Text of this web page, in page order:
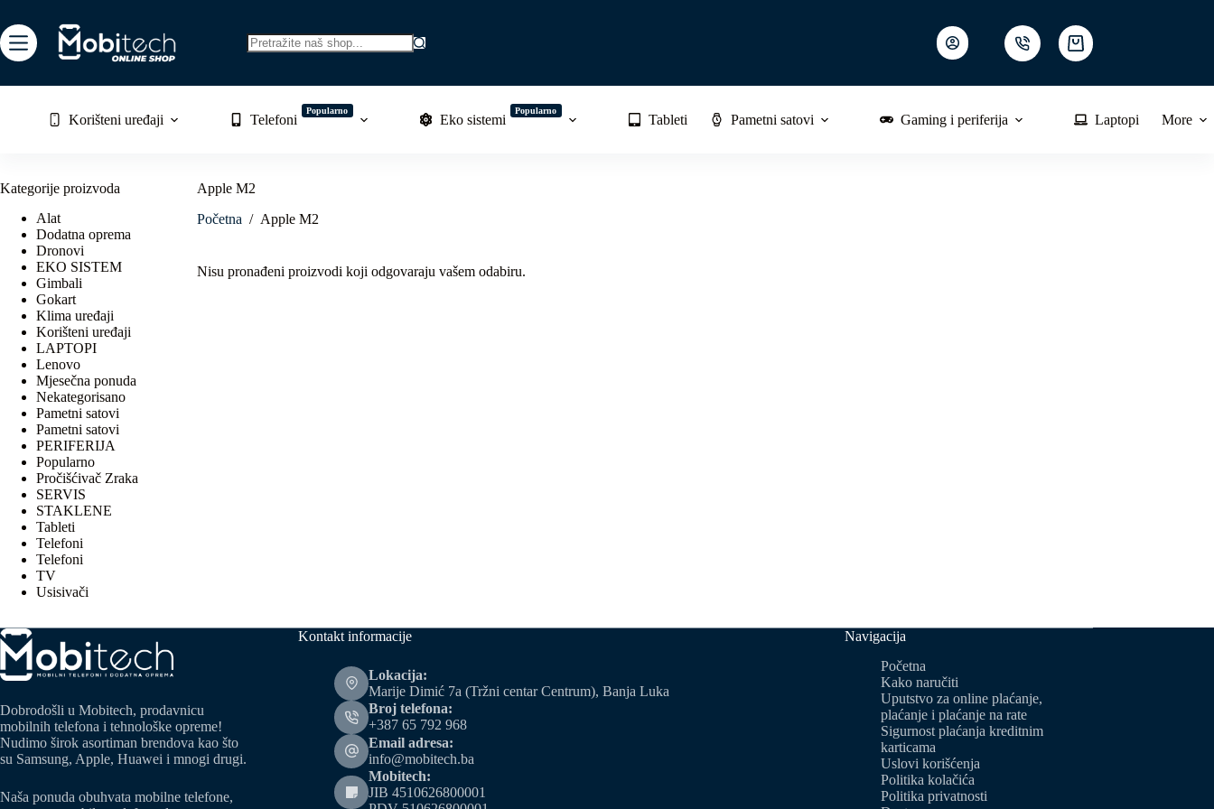
to
content
Shopping
cart
Korišteni uređaji Telefoni
Popularno
Eko sistemi
Popularno
Tableti Pametni satovi Gaming i periferija Laptopi More
Apple M2
Početna / Apple M2
Nisu pronađeni proizvodi koji odgovaraju vašem odabiru.
Kategorije proizvoda
Alat
Dodatna oprema
Dronovi
EKO SISTEM
Gimbali
Gokart
Klima uređaji
Korišteni uređaji
LAPTOPI
Lenovo
Mjesečna ponuda
Nekategorisano
Pametni satovi
Pametni satovi
PERIFERIJA
Popularno
Pročišćivač Zraka
SERVIS
STAKLENE
Tableti
Telefoni
Telefoni
TV
Usisivači
Dobrodošli u Mobitech, prodavnicu
mobilnih telefona i tehnološke opreme!
Nudimo širok asortiman brendova kao što
su Samsung, Apple, Huawei i mnogi drugi.
Naša ponuda obuhvata mobilne telefone,
Kontakt informacije
Lokacija:
Marije Dimić 7a (Tržni centar Centrum), Banja Luka
Broj telefona:
+387 65 792 968
Email adresa:
info@mobitech.ba
Mobitech:
JIB 4510626800001
Navigacija
Početna
Kako naručiti
Uputstvo za online plaćanje,
plaćanje i plaćanje na rate
Sigurnost plaćanja kreditnim
karticama
Uslovi korišćenja
Politika kolačića
Politika privatnosti